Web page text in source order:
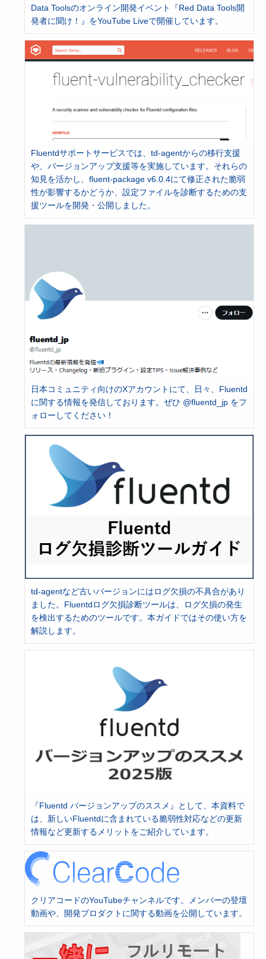
Data Toolsのオンライン開発イベント『Red Data Tools開
発者に聞け！』をYouTube Liveで開催しています。
Fluentdサポートサービスでは、td-agentからの移行支援
や、バージョンアップ支援等を実施しています。それらの
知見を活かし、fluent-package v6.0.4にて修正された脆弱
性が影響するかどうか、設定ファイルを診断するための支
援ツールを開発・公開しました。
日本コミュニティ向けのXアカウントにて、日々、Fluentd
に関する情報を発信しております。ぜひ @fluentd_jp をフ
ォローしてください！
td-agentなど古いバージョンにはログ欠損の不具合があり
ました。Fluentdログ欠損診断ツールは、ログ欠損の発生
を検出するためのツールです。本ガイドではその使い方を
解説します。
『Fluentd バージョンアップのススメ』として、本資料で
は、新しいFluentdに含まれている脆弱性対応などの更新
情報など更新するメリットをご紹介しています。
クリアコードのYouTubeチャンネルです。メンバーの登壇
動画や、開発プロダクトに関する動画を公開しています。